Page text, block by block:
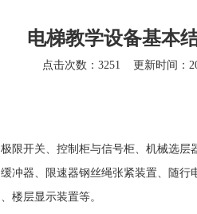
电梯教学设备基本
点击次数：3251 更新时间：
开关、控制柜与信号柜、机械选层
器、限速器钢丝绳张紧装置、随行
层显示装置等。